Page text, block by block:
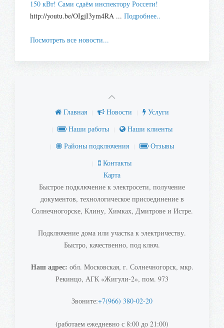
150 кВт! Сами сдаём инспектору Россети!
http://youtu.be/OIgjI3ym4RA ... Подробнее..
Посмотреть все новости...
Главная Новости
Услуги
Наши работы
Наши клиенты
Районы подключения
Отзывы
Контакты
Карта
Быстрое подключение к электросети, получение
документов, технологическое присоединение в
Солнечногорске, Клину, Химках, Дмитрове и Истре.
Подключение дома или участка к электричеству.
Быстро, качественно, под ключ.
Наш адрес: обл. Московская, г. Солнечногорск, мкр.
Рекинцо, АГК «Жигули-2», пом. 973
Звоните:+7(966) 380-02-20
(работаем ежедневно с 8:00 до 21:00)